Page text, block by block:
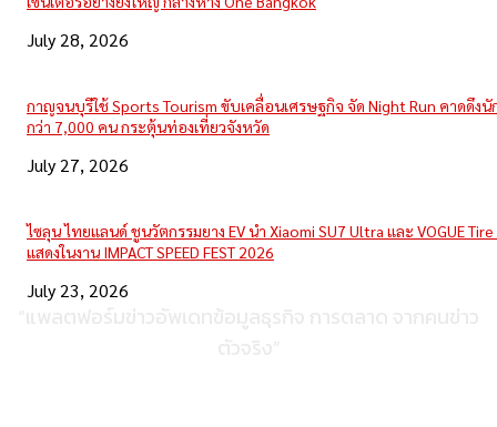
July 28, 2026
กาญจนบุรีใช้ Sports Tourism ขับเคลื่อนเศรษฐกิจ จัด Night Run คาดดึงนั
กว่า 7,000 คน กระตุ้นท่องเที่ยวจังหวัด
July 27, 2026
ไซลุน ไทยแลนด์ ชูนวัตกรรมยาง EV นำ Xiaomi SU7 Ultra และ VOGUE
แสดงในงาน IMPACT SPEED FEST 2026
July 23, 2026